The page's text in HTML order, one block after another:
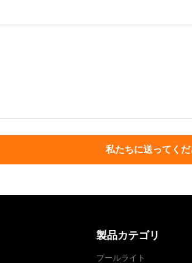
私たちに送ってく
製品カテゴリ
プールライト